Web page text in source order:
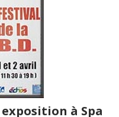
à Spa